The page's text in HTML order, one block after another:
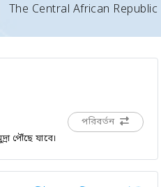
The Central African Republic
পৌঁছে যাবে।
পরিবর্তন